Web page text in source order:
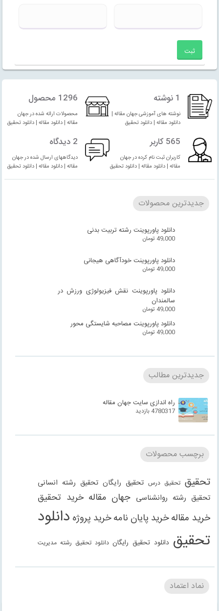
1 نوشته
نوشته های آموزشی جهان مقاله |
دانلود مقاله | دانلود تحقیق
1296 محصول
محصولات ارائه شده در جهان
مقاله | دانلود مقاله | دانلود تحقیق
565 کاربر
کاربران ثبت نام کرده در جهان
مقاله | دانلود مقاله | دانلود تحقیق
2 دیدگاه
دیدگاههای ارسال شده در جهان
مقاله | دانلود مقاله | دانلود تحقیق
جدیدترین محصولات
دانلود پاورپوینت رشته تربیت بدنی
49,000 تومان
دانلود پاورپوینت خودآگاهی هیجانی
49,000 تومان
دانلود پاورپوینت نقش فیزیولوژی ورزش در
سالمندان
49,000 تومان
دانلود پاورپوینت مصاحبه شایستگی محور
49,000 تومان
جدیدترین مطالب
راه اندازی سایت جهان مقاله
4780317 بازدید
برچسب محصولات
تحقیق تحقیق درس تحقیق رایگان تحقیق رشته انسانی
تحقیق رشته روانشناسی جهان مقاله خرید تحقیق
خرید مقالهخرید پایان نامهخرید پروژه دانلود
تحقیق دانلود تحقیق رایگان دانلود تحقیق رشته مدیریت
دانلود مقاله دانلود مقاله رایگان دانلود مقاله رشته
انسانی دانلود مقاله رشته علوم انسانی
نماد اعتماد